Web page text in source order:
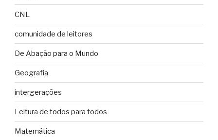
CNL
comunidade de leitores
De Abação para o Mundo
Geografia
intergerações
Leitura de todos para todos
Matemática